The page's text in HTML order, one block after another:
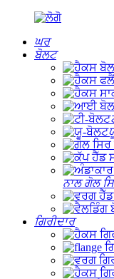
ਘਰ
ਬੋਲਟ
ਨਾਲ ਗੋਲ
ਗਿਰੀਦਾਰ